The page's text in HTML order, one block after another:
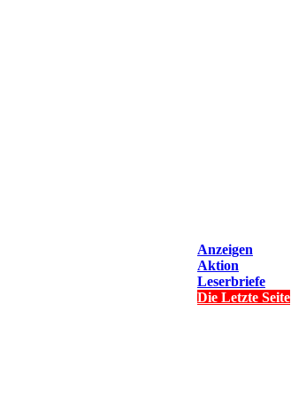
Anzeigen
Aktion
Leserbriefe
Die Letzte Seite